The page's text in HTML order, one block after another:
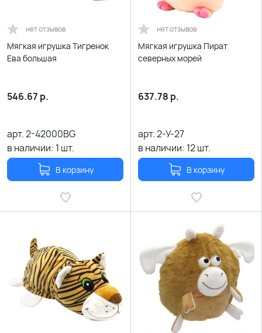
нет отзывов
Мягкая игрушка Тигренок
Ева большая
546.67 р.
арт.2-42000BG
в наличии: 1 шт.
В корзину
нет отзывов
Мягкая игрушка Пират
северных морей
637.78 р.
арт.2-У-27
в наличии: 12шт.
В корзину